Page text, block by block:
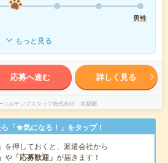
男性
もっと見る
応募へ進む 詳しく見る
ソルテンプスタッフ株式会社 首都圏
「★気になる！」をタップ！
を押しておくと、派遣会社から
や 「応募歓迎」 が届きます！